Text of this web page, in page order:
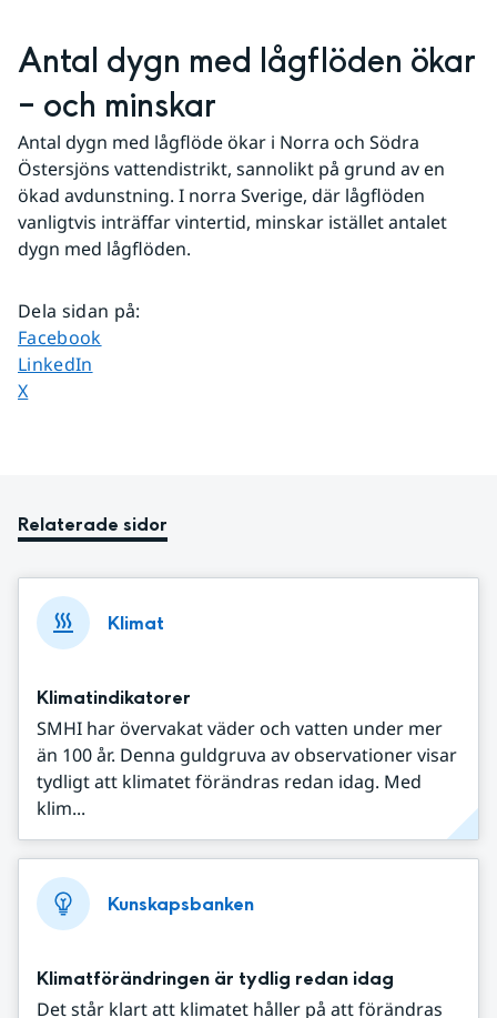
Antal dygn med lågflöden ökar
– och minskar
Antal dygn med lågflöde ökar i Norra och Södra
Östersjöns vattendistrikt, sannolikt på grund av en
ökad avdunstning. I norra Sverige, där lågflöden
vanligtvis inträffar vintertid, minskar istället antalet
dygn med lågflöden.
Dela sidan på:
Dela sidan på
Facebook
Dela sidan på
LinkedIn
Dela sidan på
X
Relaterade sidor
Klimat
Klimatindikatorer
SMHI har övervakat väder och vatten under mer
än 100 år. Denna guldgruva av observationer visar
tydligt att klimatet förändras redan idag. Med
klim...
Kunskapsbanken
Klimatförändringen är tydlig redan idag
Det står klart att klimatet håller på att förändras